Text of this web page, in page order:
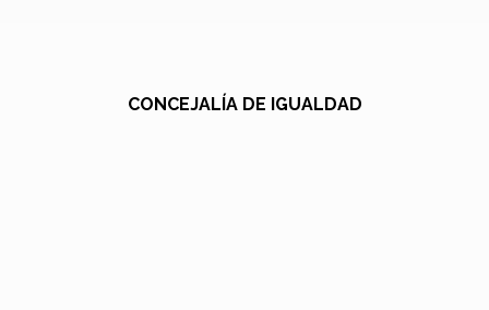
CONCEJALÍA DE IGUALDAD